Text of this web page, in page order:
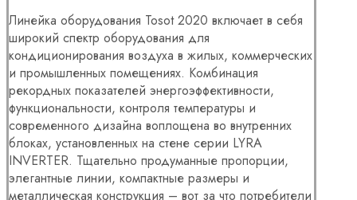
Линейка оборудования Tosot 2020 включает в себя
широкий спектр оборудования для
кондиционирования воздуха в жилых, коммерческих
и промышленных помещениях. Комбинация
рекордных показателей энергоэффективности,
функциональности, контроля температуры и
современного дизайна воплощена во внутренних
блоках, установленных на стене серии LYRA
INVERTER. Тщательно продуманные пропорции,
элегантные линии, компактные размеры и
металлическая конструкция – вот за что потребители